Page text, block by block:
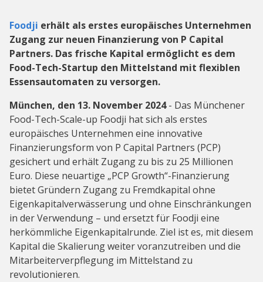
Foodji erhält als erstes europäisches Unternehmen
Zugang zur neuen Finanzierung von P Capital
Partners. Das frische Kapital ermöglicht es dem
Food-Tech-Startup den Mittelstand mit flexiblen
Essensautomaten zu versorgen.
München, den 13. November 2024- Das Münchener
Food-Tech-Scale-up Foodji hat sich als erstes
europäisches Unternehmen eine innovative
Finanzierungsform von P Capital Partners (PCP)
gesichert und erhält Zugang zu bis zu 25 Millionen
Euro. Diese neuartige „PCP Growth“-Finanzierung
bietet Gründern Zugang zu Fremdkapital ohne
Eigenkapitalverwässerung und ohne Einschränkungen
in der Verwendung – und ersetzt für Foodji eine
herkömmliche Eigenkapitalrunde. Ziel ist es, mit diesem
Kapital die Skalierung weiter voranzutreiben und die
Mitarbeiterverpflegung im Mittelstand zu
revolutionieren.